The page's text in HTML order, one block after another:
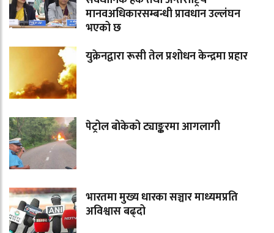
मानवअधिकारसम्बन्धी प्रावधान उल्लंघन
भएको छ
युक्रेनद्वारा रूसी तेल प्रशोधन केन्द्रमा प्रहार
पेट्रोल बोकेको ट्याङ्करमा आगलागी
भारतमा मुख्य धारका सञ्चार माध्यमप्रति
अविश्वास बढ्दो